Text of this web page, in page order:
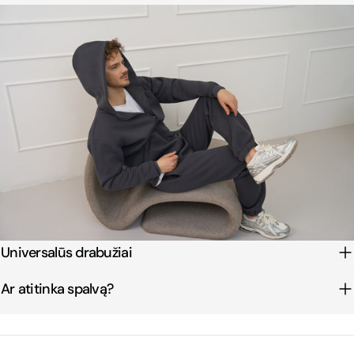
Universalūs drabužiai
Ar atitinka spalvą?